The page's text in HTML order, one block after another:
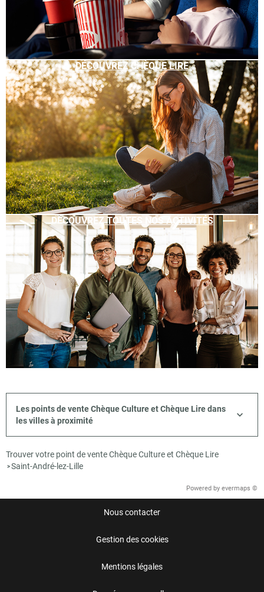
DÉCOUVREZ CHÈQUE LIRE
DÉCOUVREZ TOUTES NOS ACTIVITÉS
Les points de vente Chèque Culture et Chèque Lire dans
les villes à proximité
Trouver votre point de vente Chèque Culture et Chèque Lire
>Saint-André-lez-Lille
Powered by evermaps ©
Nous contacter
Gestion des cookies
Mentions légales